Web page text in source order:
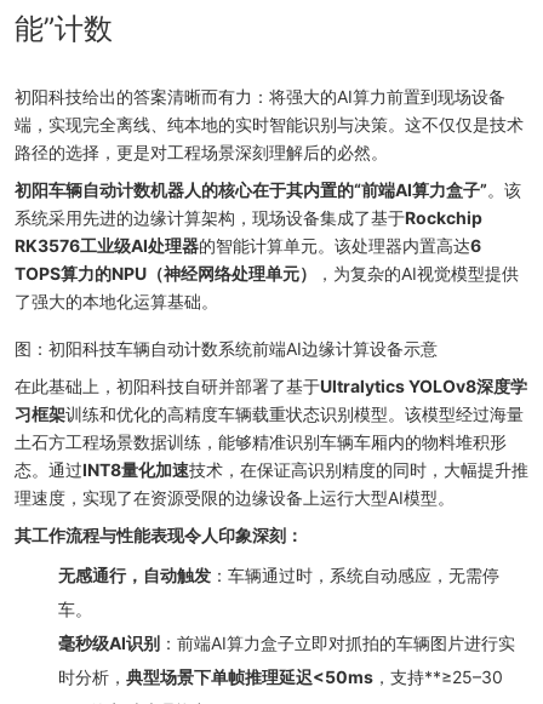
能”计数
初阳科技给出的答案清晰而有力：将强大的AI算力前置到现场设备
端，实现完全离线、纯本地的实时智能识别与决策。这不仅仅是技术
路径的选择，更是对工程场景深刻理解后的必然。
初阳车辆自动计数机器人的核心在于其内置的“前端AI算力盒子”。该
系统采用先进的边缘计算架构，现场设备集成了基于Rockchip
RK3576工业级AI处理器的智能计算单元。该处理器内置高达6
TOPS算力的NPU（神经网络处理单元）
，为复杂的AI视觉模型提供
了强大的本地化运算基础。
图：初阳科技车辆自动计数系统前端AI边缘计算设备示意
在此基础上，初阳科技自研并部署了基于Ultralytics YOLOv8深度学
习框架训练和优化的高精度车辆载重状态识别模型。该模型经过海量
土石方工程场景数据训练，能够精准识别车辆车厢内的物料堆积形
态。通过INT8量化加速技术，在保证高识别精度的同时，大幅提升推
理速度，实现了在资源受限的边缘设备上运行大型AI模型。
其工作流程与性能表现令人印象深刻：
无感通行，自动触发：车辆通过时，系统自动感应，无需停
车。
毫秒级AI识别：前端AI算力盒子立即对抓拍的车辆图片进行实
时分析， 典型场景下单帧推理延迟<50ms，支持**≥25–30